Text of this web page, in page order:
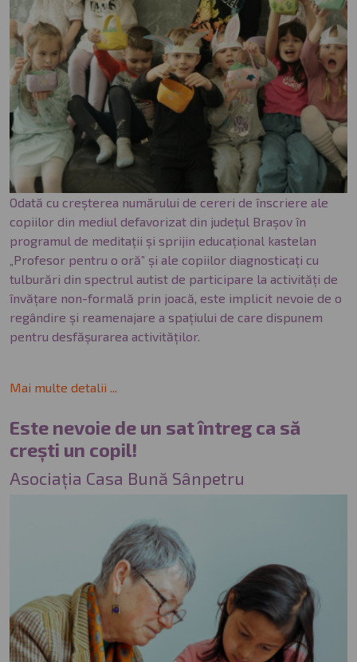
Odată cu creșterea numărului de cereri de înscriere ale
copiilor din mediul defavorizat din județul Brașov în
programul de meditații și sprijin educațional kastelan
„Profesor pentru o oră” și ale copiilor diagnosticați cu
tulburări din spectrul autist de participare la activități de
învățare non-formală prin joacă, este implicit nevoie de o
regândire și reamenajare a spațiului de care dispunem
pentru desfășurarea activităților.
Mai multe detalii ...
Este nevoie de un sat întreg ca să
crești un copil!
Asociația Casa Bună Sânpetru